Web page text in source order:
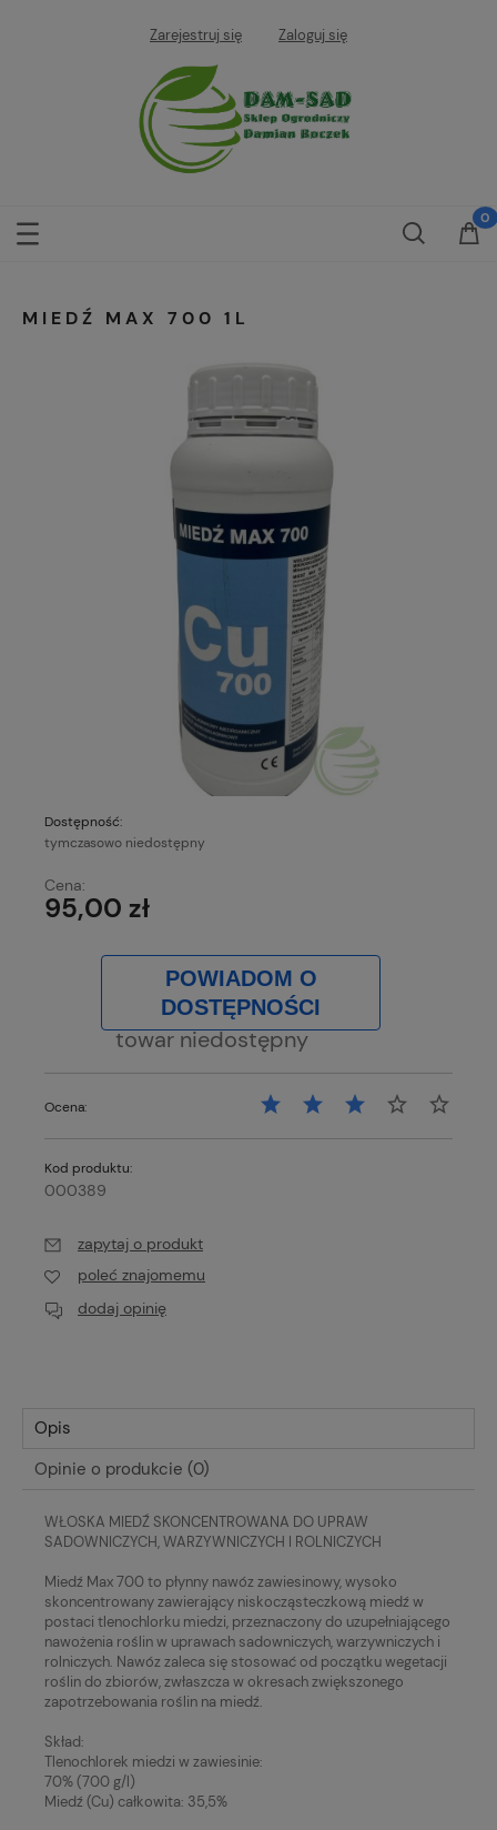
Zarejestruj się Zaloguj się
MIEDŹ MAX 700 1L
Dostępność:
tymczasowo niedostępny
Cena:
95,00 zł
POWIADOM O
DOSTĘPNOŚCI
towar niedostępny
Ocena:
Kod produktu:
000389
zapytaj o produkt
poleć znajomemu
dodaj opinię
Opis
Opinie o produkcie (0)
WŁOSKA MIEDŹ SKONCENTROWANA DO UPRAW
SADOWNICZYCH, WARZYWNICZYCH I ROLNICZYCH
Miedź Max 700 to płynny nawóz zawiesinowy, wysoko
skoncentrowany zawierający niskocząsteczkową miedź w
postaci tlenochlorku miedzi, przeznaczony do uzupełniającego
nawożenia roślin w uprawach sadowniczych, warzywniczych i
rolniczych. Nawóz zaleca się stosować od początku wegetacji
roślin do zbiorów, zwłaszcza w okresach zwiększonego
zapotrzebowania roślin na miedź.
Skład:
Tlenochlorek miedzi w zawiesinie:
70% (700 g/l)
Miedź (Cu) całkowita: 35,5%